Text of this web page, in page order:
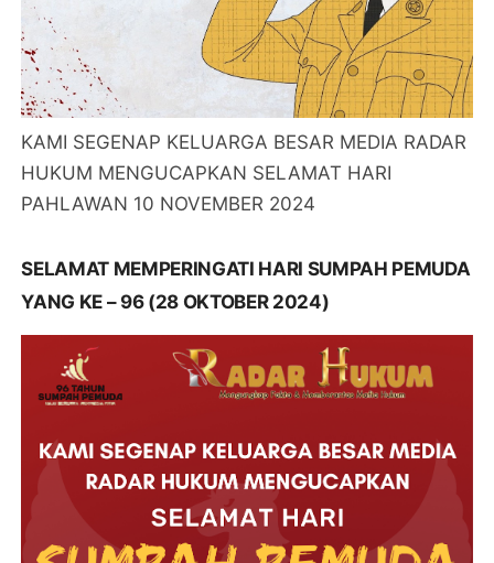
KAMI SEGENAP KELUARGA BESAR MEDIA RADAR
HUKUM MENGUCAPKAN SELAMAT HARI
PAHLAWAN 10 NOVEMBER 2024
SELAMAT MEMPERINGATI HARI SUMPAH PEMUDA
YANG KE – 96 (28 OKTOBER 2024)